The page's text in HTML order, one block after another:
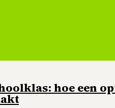
hoe een